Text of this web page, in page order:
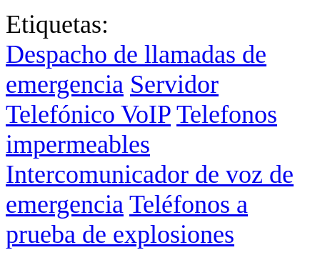
Etiquetas:
Despacho de llamadas de
emergencia Servidor
Telefónico VoIP Telefonos
impermeables
Intercomunicador de voz de
emergencia Teléfonos a
prueba de explosiones